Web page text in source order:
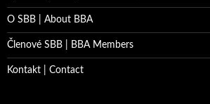
O SBB | About BBA
Členové SBB | BBA Members
Kontakt | Contact